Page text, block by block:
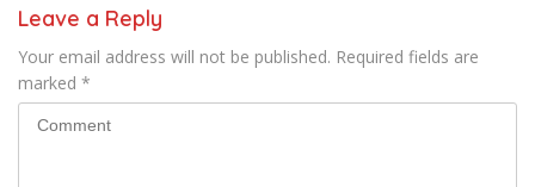
Leave a Reply
Your email address will not be published. Required fields are
marked *